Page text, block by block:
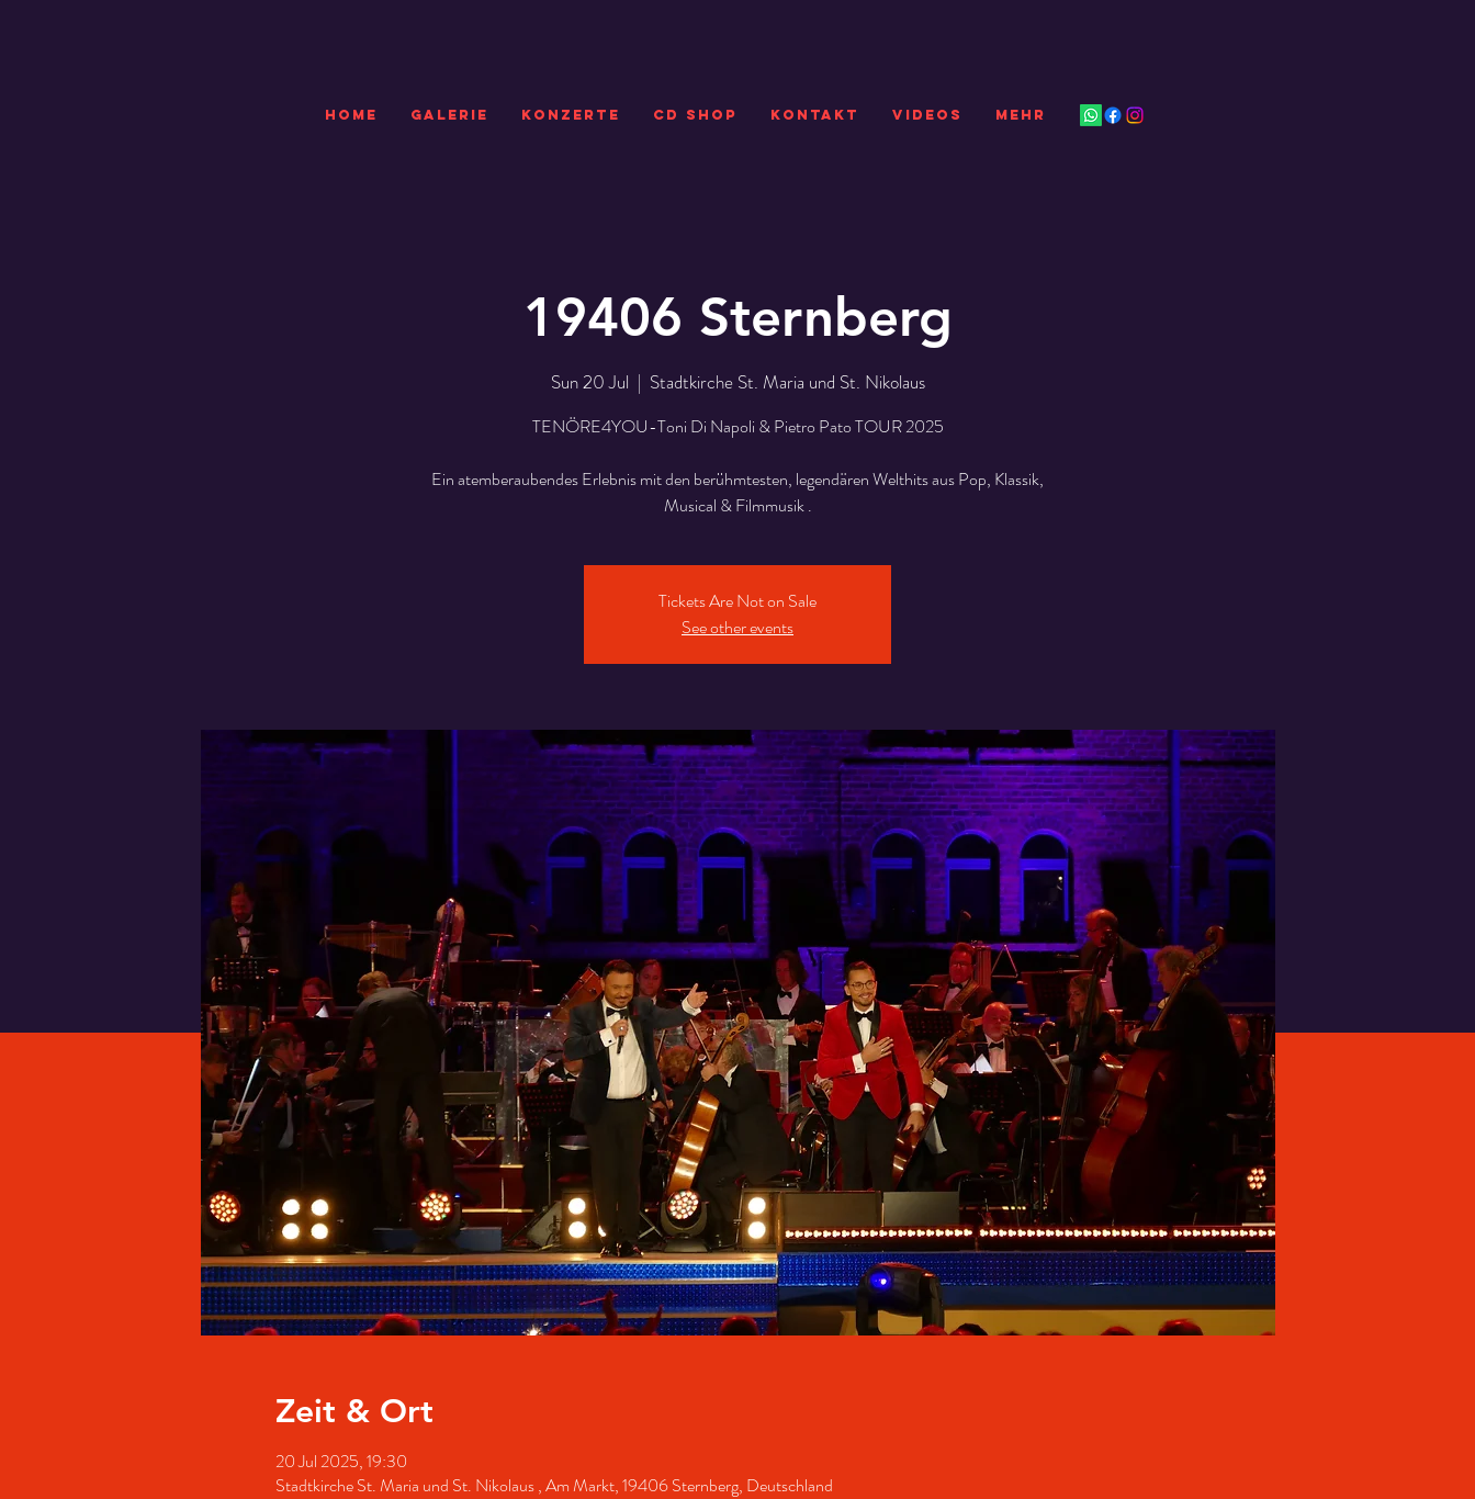
HOME GALERIE KONZERTE CD SHOP Kontakt VIDEOS Mehr
19406 Sternberg
Sun 20 Jul
  |
Stadtkirche St. Maria und St. Nikolaus
TENÖRE4YOU-Toni Di Napoli & Pietro Pato TOUR 2025
Ein atemberaubendes Erlebnis mit den berühmtesten, legendären Welthits aus Pop, Klassik,
Musical & Filmmusik .
Tickets Are Not on Sale
See other events
Zeit & Ort
20 Jul 2025, 19:30
Stadtkirche St. Maria und St. Nikolaus , Am Markt, 19406 Sternberg, Deutschland